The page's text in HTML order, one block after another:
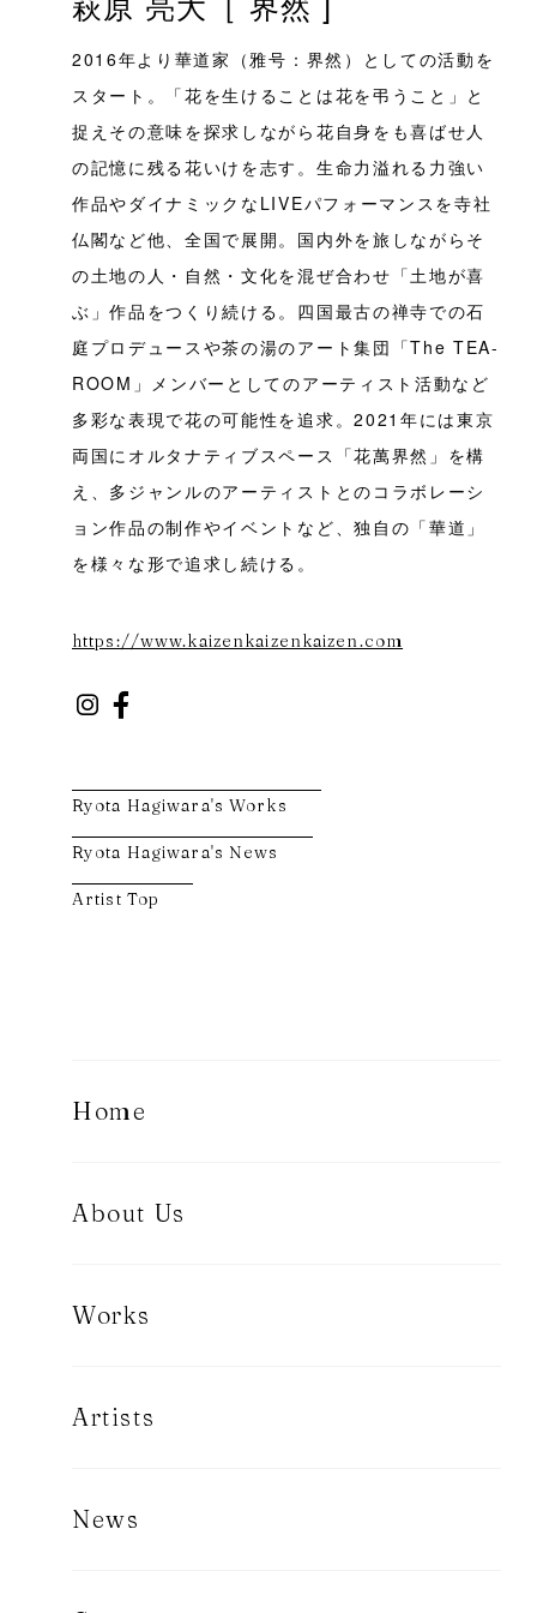
2016年より華道家（雅号：界然）としての活動を
スタート。「花を生けることは花を弔うこと」と
捉えその意味を探求しながら花自身をも喜ばせ人
の記憶に残る花いけを志す。生命力溢れる力強い
作品やダイナミックなLIVEパフォーマンスを寺社
仏閣など他、全国で展開。国内外を旅しながらそ
の土地の人・自然・文化を混ぜ合わせ「土地が喜
ぶ」作品をつくり続ける。四国最古の禅寺での石
庭プロデュースや茶の湯のアート集団「The TEA-
ROOM」メンバーとしてのアーティスト活動など
多彩な表現で花の可能性を追求。2021年には東京
両国にオルタナティブスペース「花萬界然」を構
え、多ジャンルのアーティストとのコラボレーシ
ョン作品の制作やイベントなど、独自の「華道」
を様々な形で追求し続ける。
https://www.kaizenkaizenkaizen.com
Ryota Hagiwara's Works
Ryota Hagiwara's News
Artist Top
Home
About Us
Works
Artists
News